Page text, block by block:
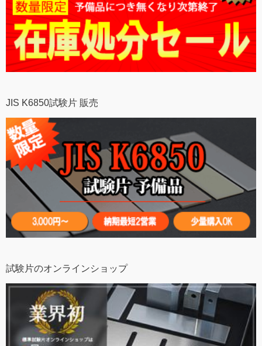
JIS K6850試験片 販売
試験片のオンラインショップ